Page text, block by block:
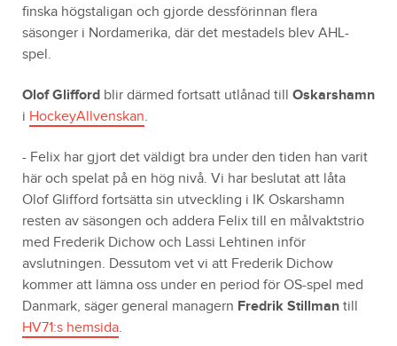
finska högstaligan och gjorde dessförinnan flera
säsonger i Nordamerika, där det mestadels blev AHL-
spel.
Olof Glifford blir därmed fortsatt utlånad till Oskarshamn
i HockeyAllvenskan.
- Felix har gjort det väldigt bra under den tiden han varit
här och spelat på en hög nivå. Vi har beslutat att låta
Olof Glifford fortsätta sin utveckling i IK Oskarshamn
resten av säsongen och addera Felix till en målvaktstrio
med Frederik Dichow och Lassi Lehtinen inför
avslutningen. Dessutom vet vi att Frederik Dichow
kommer att lämna oss under en period för OS-spel med
Danmark, säger general managern Fredrik Stillman till
HV71:s hemsida.